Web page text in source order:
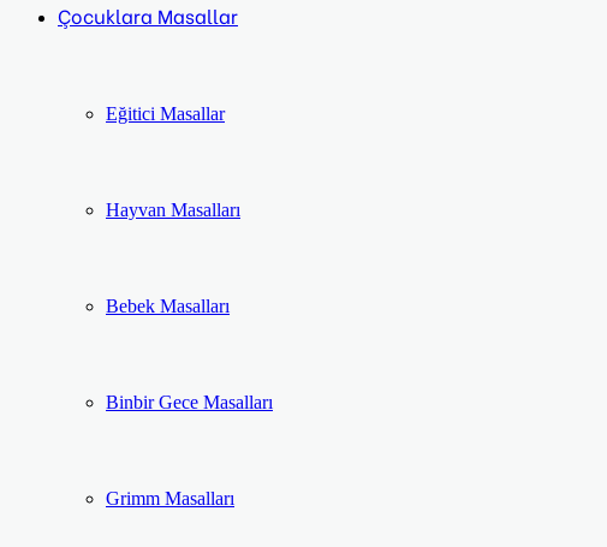
Çocuklara Masallar
Eğitici Masallar
Hayvan Masalları
Bebek Masalları
Binbir Gece Masalları
Grimm Masalları